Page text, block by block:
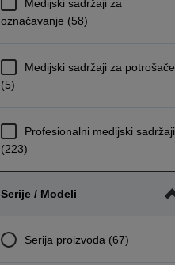
Medijski sadržaji za
označavanje (58)
Medijski sadržaji za potrošače
(5)
Profesionalni medijski sadržaji
(223)
Serije / Modeli
Serija proizvoda (67)